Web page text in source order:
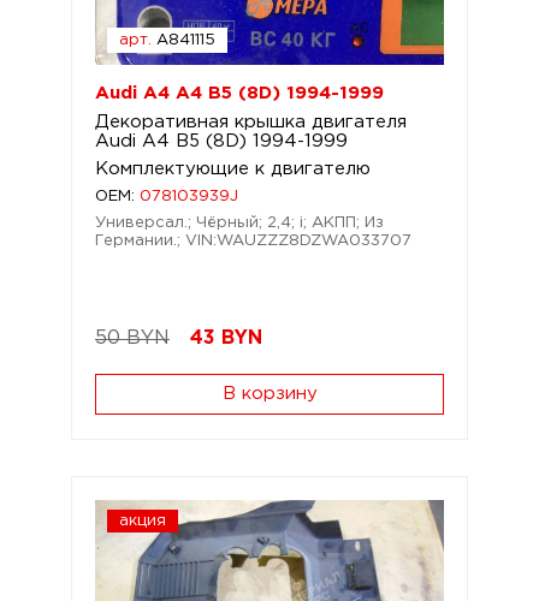
арт. A841115
Audi A4 A4 B5 (8D) 1994-1999
Декоративная крышка двигателя
Audi A4 B5 (8D) 1994-1999
Комплектующие к двигателю
OEM: 078103939J
Универсал.; Чёрный; 2,4; i; АКПП; Из
Германии.; VIN:WAUZZZ8DZWA033707
50 BYN 43 BYN
В корзину
акция